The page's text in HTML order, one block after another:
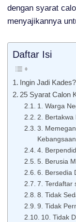
dengan syarat
menyajikannya
Daftar Isi
Ingin Jadi
25 Syarat Calon
1. Warga
2. Bertakwa
3.
Kebangsaan
4.
5. Berusia
6. Bersedia
7. Terdaftar
8. Tidak
9. Tidak
10. Tidak